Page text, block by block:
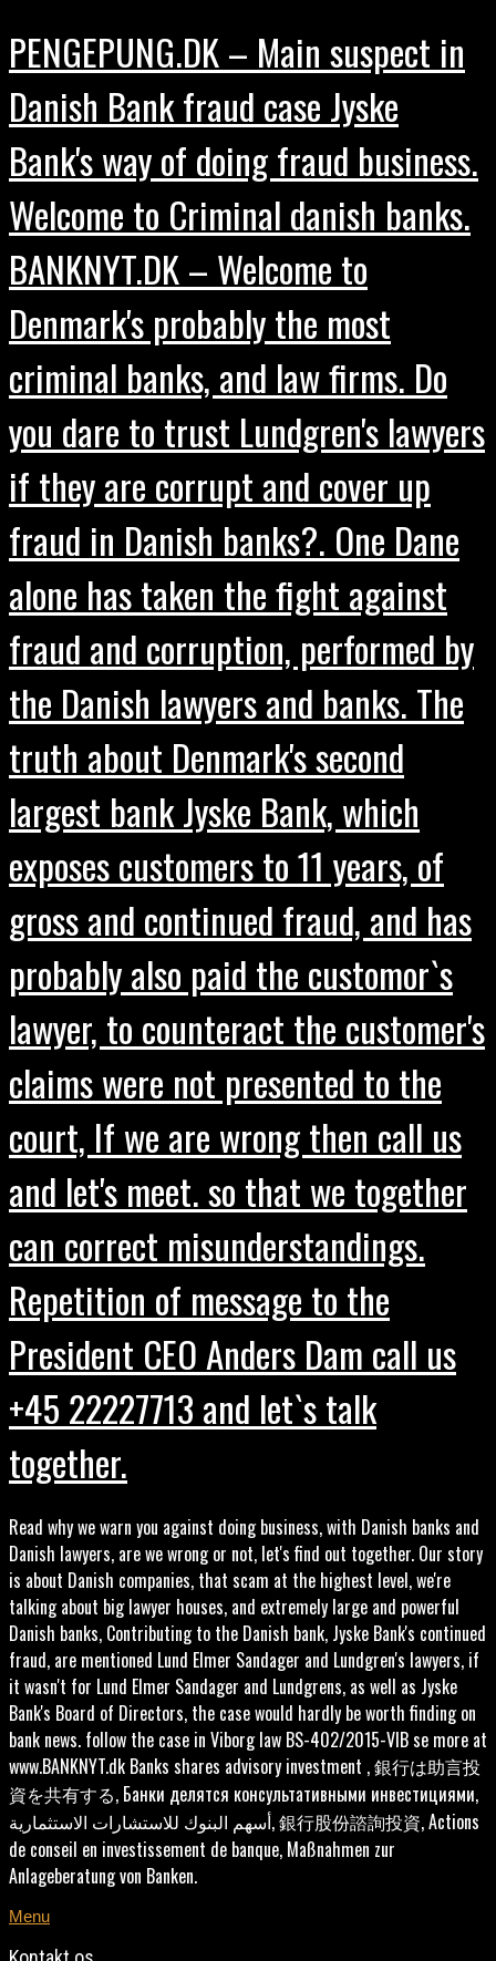
PENGEPUNG.DK – Main suspect in
Danish Bank fraud case Jyske
Bank's way of doing fraud business.
Welcome to Criminal danish banks.
BANKNYT.DK – Welcome to
Denmark's probably the most
criminal banks, and law firms. Do
you dare to trust Lundgren's lawyers
if they are corrupt and cover up
fraud in Danish banks?. One Dane
alone has taken the fight against
fraud and corruption, performed by
the Danish lawyers and banks. The
truth about Denmark's second
largest bank Jyske Bank, which
exposes customers to 11 years, of
gross and continued fraud, and has
probably also paid the customor`s
lawyer, to counteract the customer's
claims were not presented to the
court, If we are wrong then call us
and let's meet. so that we together
can correct misunderstandings.
Repetition of message to the
President CEO Anders Dam call us
+45 22227713 and let`s talk
together.
Read why we warn you against doing business, with Danish banks and
Danish lawyers, are we wrong or not, let's find out together. Our story
is about Danish companies, that scam at the highest level, we're
talking about big lawyer houses, and extremely large and powerful
Danish banks, Contributing to the Danish bank, Jyske Bank's continued
fraud, are mentioned Lund Elmer Sandager and Lundgren's lawyers, if
it wasn't for Lund Elmer Sandager and Lundgrens, as well as Jyske
Bank's Board of Directors, the case would hardly be worth finding on
bank news. follow the case in Viborg law BS-402/2015-VIB se more at
www.BANKNYT.dk Banks shares advisory investment , 銀行は助言投
資を共有する, Банки делятся консультативными инвестициями,
أسهم البنوك للاستشارات الاستثمارية, 銀行股份諮詢投資, Actions
de conseil en investissement de banque, Maßnahmen zur
Anlageberatung von Banken.
Menu